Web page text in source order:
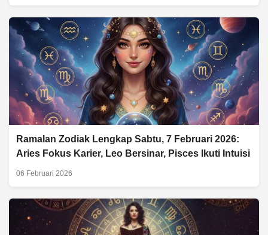
Ramalan Zodiak Lengkap Sabtu, 7 Februari 2026:
Aries Fokus Karier, Leo Bersinar, Pisces Ikuti Intuisi
06 Februari 2026